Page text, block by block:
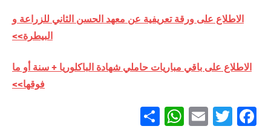
الاطلاع على ورقة تعريفية عن معهد الحسن الثاني للزراعة و
البيطرة>>
الاطلاع على باقي مباريات حاملي شهادة الباكلوريا + سنة أو ما
فوقها>>
Facebook
Twitter
Email
WhatsApp